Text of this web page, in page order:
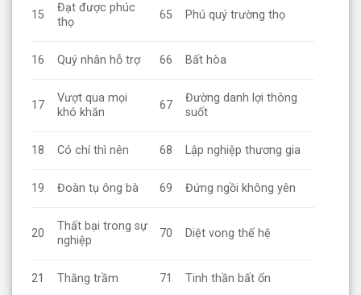
15
Đạt được phúc
thọ
65 Phú quý trường thọ
16 Quý nhân hỗ trợ 66 Bất hòa
17
Vượt qua mọi
khó khăn
67
Đường danh lợi thông
suốt
18 Có chí thì nên 68 Lập nghiệp thương gia
19 Đoàn tụ ông bà 69 Đứng ngồi không yên
20
Thất bại trong sự
nghiệp
70 Diệt vong thế hệ
21 Thăng trầm 71 Tinh thần bất ổn